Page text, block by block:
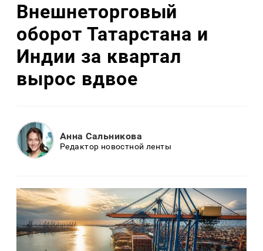
Внешнеторговый
оборот Татарстана и
Индии за квартал
вырос вдвое
Анна Сальникова
Редактор новостной ленты